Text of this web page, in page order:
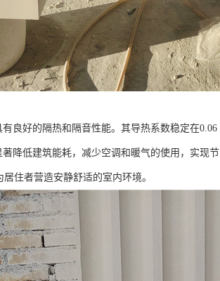
良好的隔热和隔音性能。其导热系数稳定在
降低建筑能耗，减少空调和暖气的使用，实现
住者营造安静舒适的室内环境。